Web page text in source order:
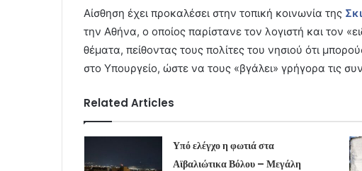
Αίσθηση έχει προκαλέσει στην τοπική κοινωνία της
την Αθήνα, ο οποίος παρίστανε τον λογιστή και τον
θέματα, πείθοντας τους πολίτες του νησιού ότι
στο Υπουργείο, ώστε να τους «βγάλει» γρήγορα τις
Related Articles
Υπό ελέγχο η φωτιά στα
Αϊβαλιώτικα Βόλου – Μεγάλη